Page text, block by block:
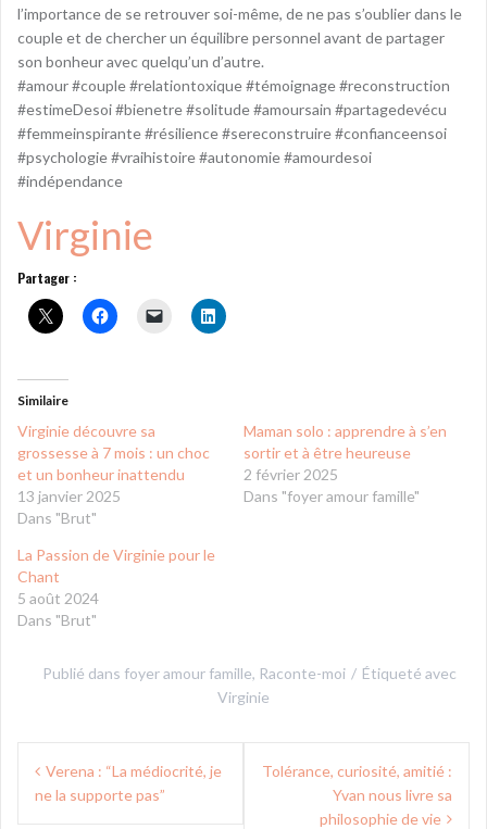
l’importance de se retrouver soi-même, de ne pas s’oublier dans le
couple et de chercher un équilibre personnel avant de partager
son bonheur avec quelqu’un d’autre.
#amour #couple #relationtoxique #témoignage #reconstruction
#estimeDesoi #bienetre #solitude #amoursain #partagedevécu
#femmeinspirante #résilience #sereconstruire #confianceensoi
#psychologie #vraihistoire #autonomie #amourdesoi
#indépendance
Virginie
Partager :
Similaire
Virginie découvre sa
grossesse à 7 mois : un choc
et un bonheur inattendu
13 janvier 2025
Dans "Brut"
Maman solo : apprendre à s’en
sortir et à être heureuse
2 février 2025
Dans "foyer amour famille"
La Passion de Virginie pour le
Chant
5 août 2024
Dans "Brut"
Publié dans foyer amour famille, Raconte-moi
Étiqueté avec
Virginie
Navigation
deVerena : “La médiocrité, je
ne la supporte pas”
Tolérance, curiosité, amitié :
Yvan nous livre sa
philosophie de vie